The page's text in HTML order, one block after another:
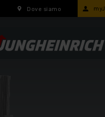
Dove siamo